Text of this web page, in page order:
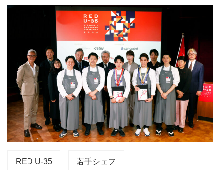
RED U-35 若手シェフ